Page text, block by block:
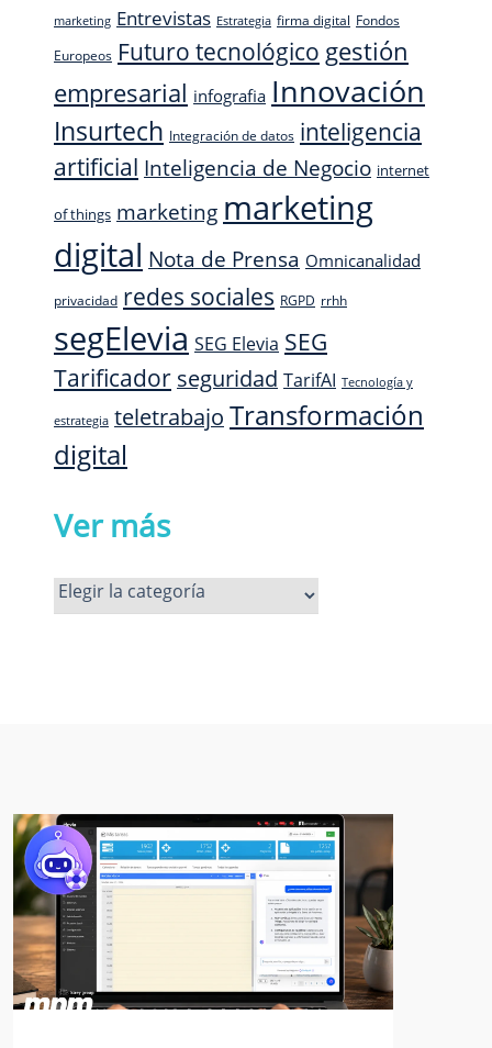
marketing Entrevistas Estrategia firma digital Fondos
Europeos Futuro tecnológico gestión
empresarial infografia Innovación
Insurtech Integración de datos inteligencia
artificial Inteligencia de Negocio internet
of things marketing marketing
digital Nota de Prensa Omnicanalidad
privacidad redes sociales RGPD rrhh
segElevia SEG Elevia SEG
Tarificador seguridad TarifAI Tecnología y
estrategia teletrabajo Transformación
digital
Ver más
Ver
más